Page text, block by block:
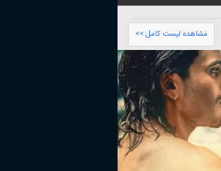
مشاهده لیست کامل >>